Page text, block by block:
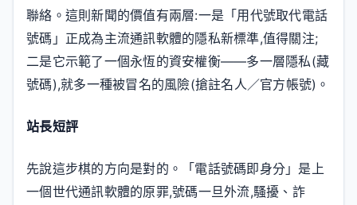
聯絡。這則新聞的價值有兩層:一是「用代號取代電話
號碼」正成為主流通訊軟體的隱私新標準,值得關注;
二是它示範了一個永恆的資安權衡——多一層隱私(藏
號碼),就多一種被冒名的風險(搶註名人／官方帳號)。
站長短評
先說這步棋的方向是對的。「電話號碼即身分」是上
一個世代通訊軟體的原罪,號碼一旦外流,騷擾、詐